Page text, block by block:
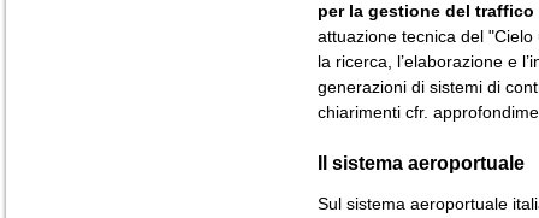
per la gestione del traffico
attuazione tecnica del
la ricerca, l’elaborazione e
generazioni di sistemi di
chiarimenti cfr.
Il sistema aeroportuale
Sul sistema aeroportuale